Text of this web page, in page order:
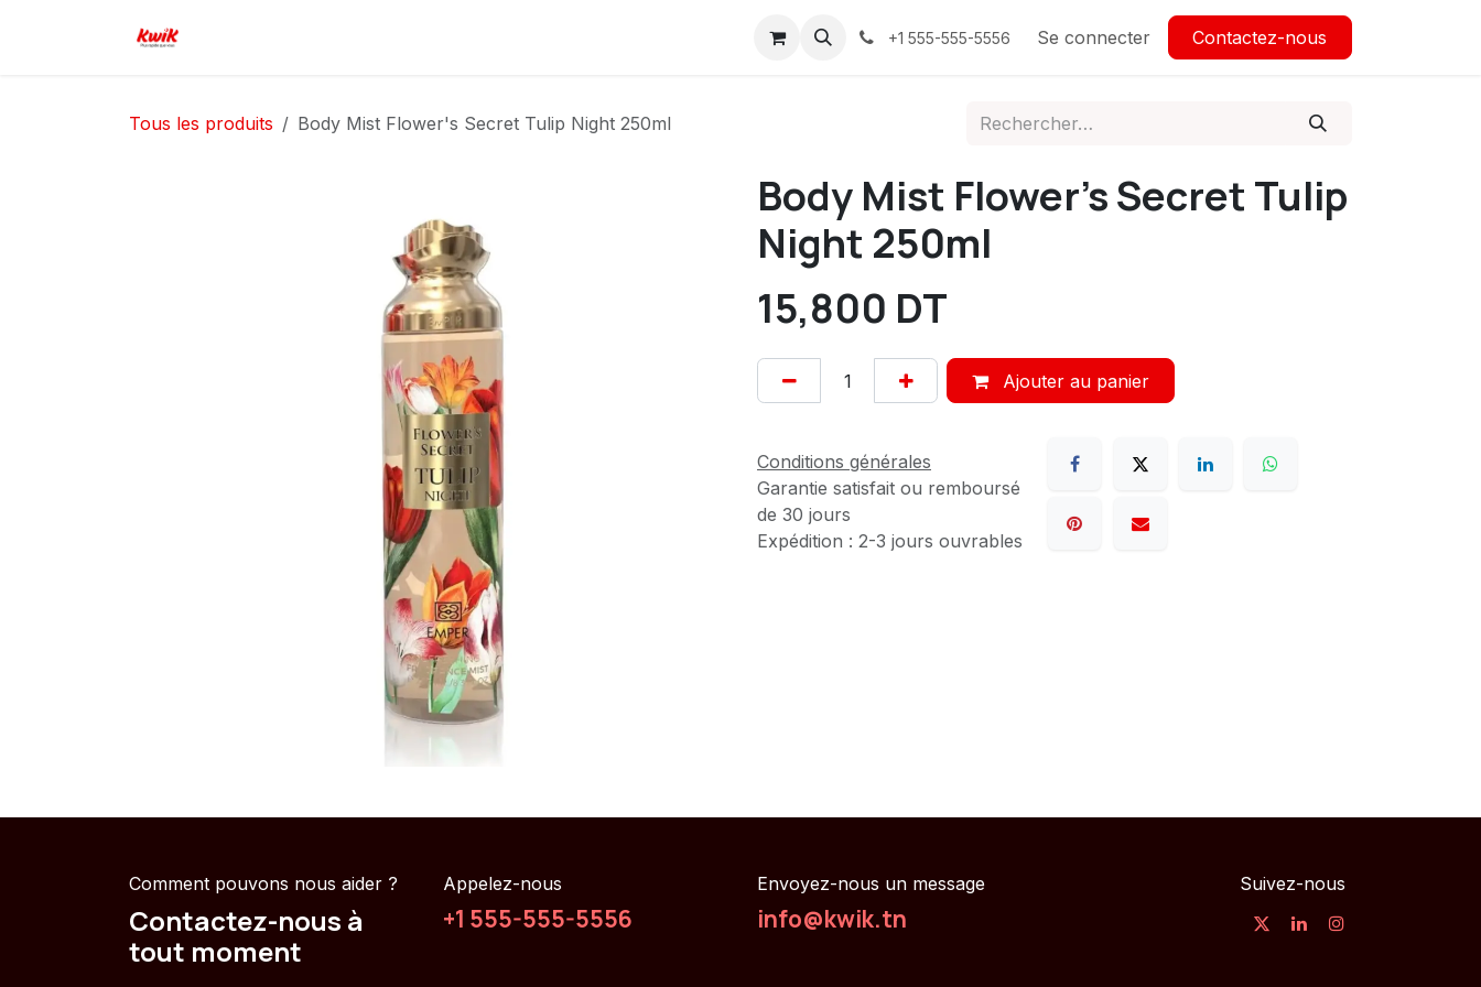
Contactez-nous Confidentialité+1 555-555-5556 Se connecter Contactez-nous
Tous les produits Body Mist Flower's Secret Tulip Night 250ml
Body Mist Flower's Secret Tulip
Night 250ml
15,800 DT
Ajouter au panier
Conditions générales
Garantie satisfait ou remboursé
de 30 jours
Expédition : 2-3 jours ouvrables
Comment pouvons nous aider ?
Contactez-nous à
tout moment
Appelez-nous
+1 555-555-5556
Envoyez-nous un message
info@kwik.tn
Suivez-nous